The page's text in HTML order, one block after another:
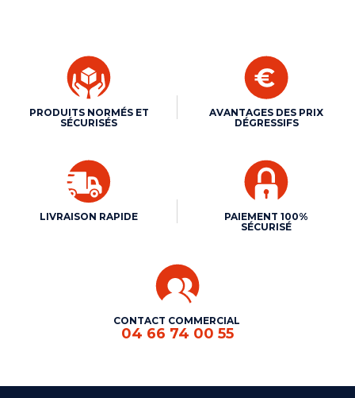
PRODUITS NORMÉS ET
SÉCURISÉS
AVANTAGES DES PRIX
DÉGRESSIFS
LIVRAISON RAPIDE
PAIEMENT 100%
SÉCURISÉ
CONTACT COMMERCIAL
04 66 74 00 55